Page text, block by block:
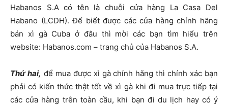
Habanos S.A có tên là chuỗi cửa hàng La Casa Del
Habano (LCDH). Để biết được các cửa hàng chính hãng
bán xì gà Cuba ở đâu thì mời các bạn tìm hiểu trên
website: Habanos.com – trang chủ của Habanos S.A.
Thứ hai, để mua được xì gà chính hãng thì chính xác bạn
phải có kiến thức thật tốt về xì gà khi đi mua trực tiếp tại
các cửa hàng trên toàn cầu, khi bạn đi du lịch hay có ý